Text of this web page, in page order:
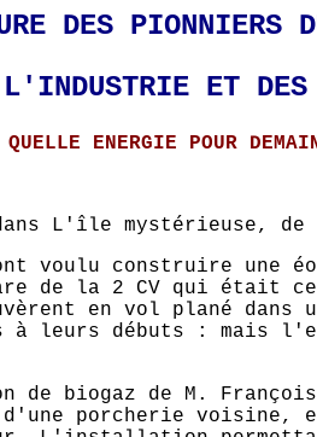
DES PIONNIERS
ET DES
ENERGIE POUR
L'île mystérieuse,
voulu construire
de la 2 CV qui était
en vol plané dans
à leurs débuts :
biogaz de M.
porcherie voisine,